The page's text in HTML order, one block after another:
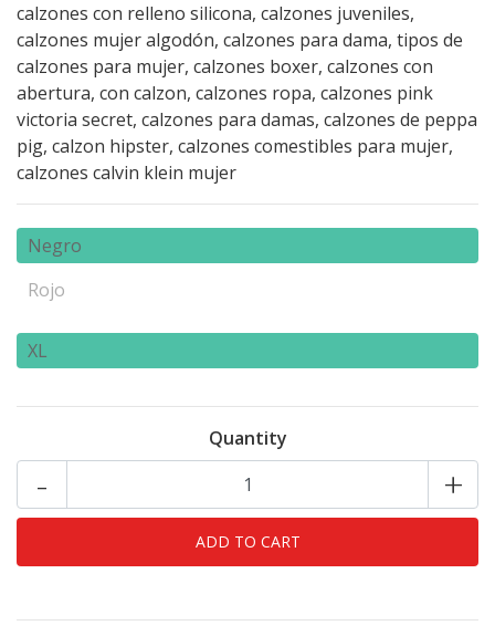
calzones con relleno silicona, calzones juveniles,
calzones mujer algodón, calzones para dama, tipos de
calzones para mujer, calzones boxer, calzones con
abertura, con calzon, calzones ropa, calzones pink
victoria secret, calzones para damas, calzones de peppa
pig, calzon hipster, calzones comestibles para mujer,
calzones calvin klein mujer
Negro
Rojo
XL
Quantity
- +